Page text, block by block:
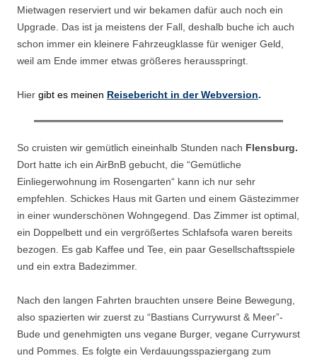
Mietwagen reserviert und wir bekamen dafür auch noch ein
Upgrade. Das ist ja meistens der Fall, deshalb buche ich auch
schon immer ein kleinere Fahrzeugklasse für weniger Geld,
weil am Ende immer etwas größeres herausspringt.
Hier gibt es meinen Reisebericht in der Webversion.
So cruisten wir gemütlich eineinhalb Stunden nach Flensburg.
Dort hatte ich ein AirBnB gebucht, die “Gemütliche
Einliegerwohnung im Rosengarten“ kann ich nur sehr
empfehlen. Schickes Haus mit Garten und einem Gästezimmer
in einer wunderschönen Wohngegend. Das Zimmer ist optimal,
ein Doppelbett und ein vergrößertes Schlafsofa waren bereits
bezogen. Es gab Kaffee und Tee, ein paar Gesellschaftsspiele
und ein extra Badezimmer.
Nach den langen Fahrten brauchten unsere Beine Bewegung,
also spazierten wir zuerst zu “Bastians Currywurst & Meer”-
Bude und genehmigten uns vegane Burger, vegane Currywurst
und Pommes. Es folgte ein Verdauungsspaziergang zum